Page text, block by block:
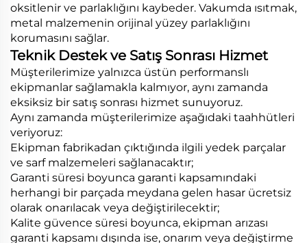
oksitlenir ve parlaklığını kaybeder. Vakumda ısıtmak,
metal malzemenin orijinal yüzey parlaklığını
korumasını sağlar.
Teknik Destek ve Satış Sonrası Hizmet
Müşterilerimize yalnızca üstün performanslı
ekipmanlar sağlamakla kalmıyor, aynı zamanda
eksiksiz bir satış sonrası hizmet sunuyoruz.
Aynı zamanda müşterilerimize aşağıdaki taahhütleri
veriyoruz:
Ekipman fabrikadan çıktığında ilgili yedek parçalar
ve sarf malzemeleri sağlanacaktır;
Garanti süresi boyunca garanti kapsamındaki
herhangi bir parçada meydana gelen hasar ücretsiz
olarak onarılacak veya değiştirilecektir;
Kalite güvence süresi boyunca, ekipman arızası
garanti kapsamı dışında ise, onarım veya değiştirme